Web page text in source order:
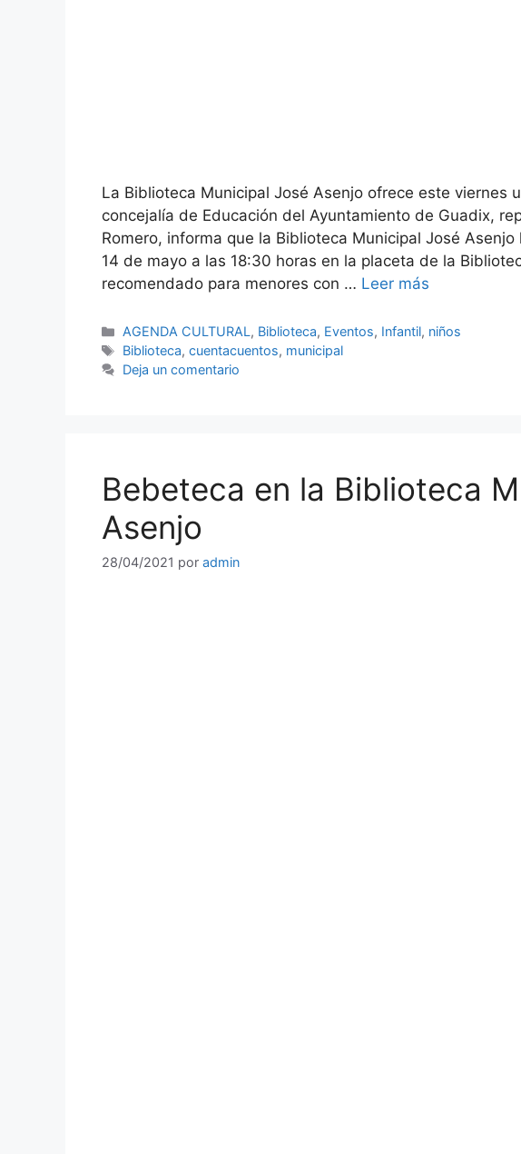
La Biblioteca Municipal José Asenjo ofrece este
concejalía de Educación del Ayuntamiento de Guadix,
Romero, informa que la Biblioteca Municipal José
14 de mayo a las 18:30 horas en la placeta de la
recomendado para menores con … Leer más
Categorías
AGENDA CULTURAL, Biblioteca, Eventos, Infantil, niños
Etiquetas
Biblioteca,cuentacuentos, municipal
Deja un comentario
Bebeteca en la Biblioteca
Asenjo
28/04/2021 por admin